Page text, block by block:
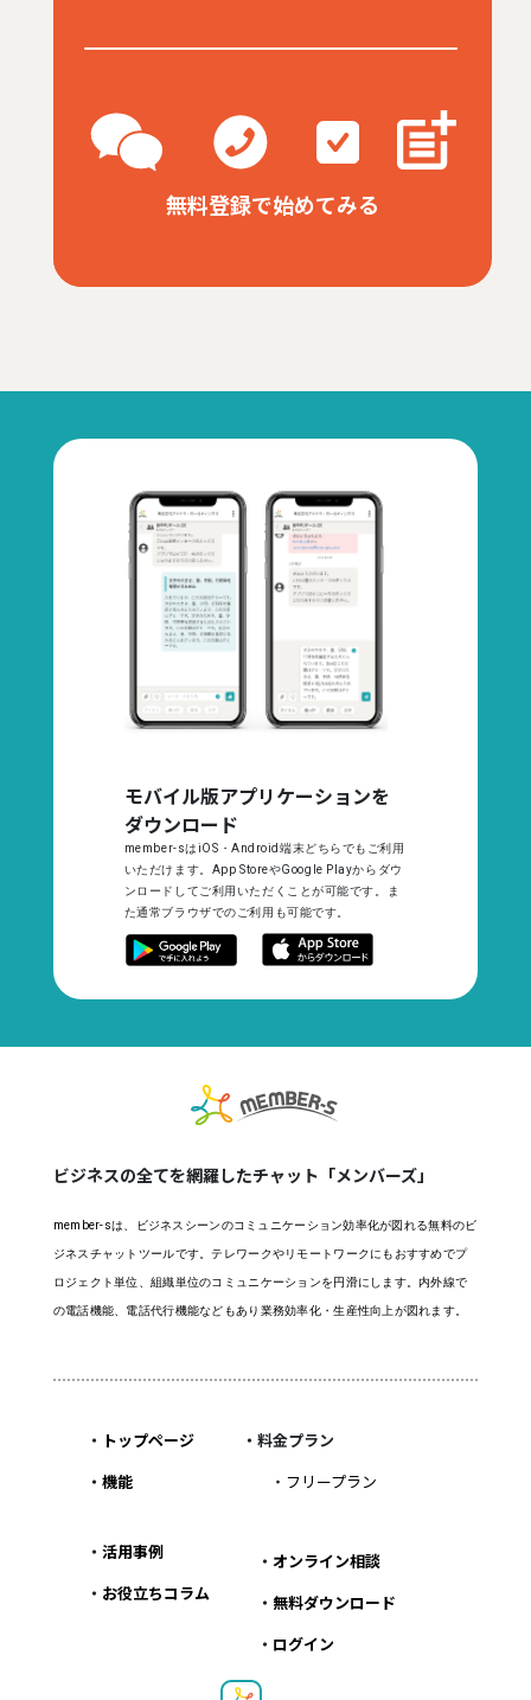
無料登録で始めてみる
モバイル版アプリケーションを
ダウンロード
member-sはiOS・Android端末どちらでもご利用
いただけます。App StoreやGoogle Playからダウ
ンロードしてご利用いただくことが可能です。ま
た通常ブラウザでのご利用も可能です。
ビジネスの全てを網羅したチャット「メンバーズ」
member-sは、ビジネスシーンのコミュニケーション効率化が図れる無料のビ
ジネスチャットツールです。テレワークやリモートワークにもおすすめでプ
ロジェクト単位、組織単位のコミュニケーションを円滑にします。内外線で
の電話機能、電話代行機能などもあり業務効率化・生産性向上が図れます。
・ トップページ
・ 機能
・料金プラン
・ フリープラン
・ 活用事例
・ お役立ちコラム
・ オンライン相談
・ 無料ダウンロード
・ ログイン